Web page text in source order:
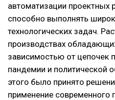
автоматизации проектных
способно выполнять
технологических задач.
производствах
зависимостью от цепочек
пандемии и политической
этого было принято
применение современного